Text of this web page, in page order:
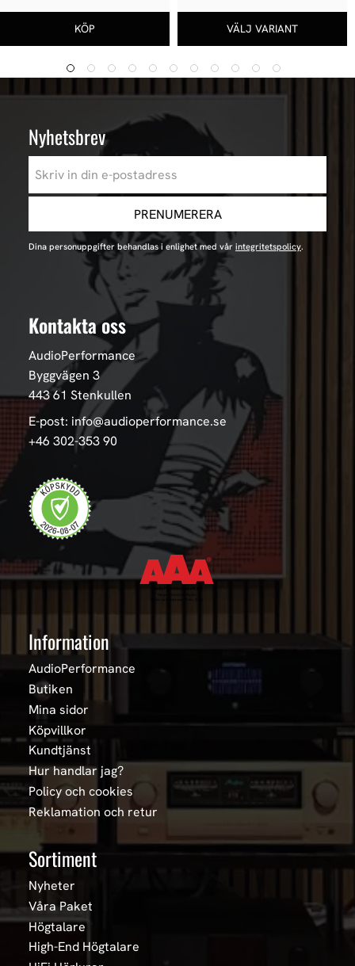
Nyhetsbrev
PRENUMERERA
Dina personuppgifter behandlas i enlighet med vår integritetspolicy.
Kontakta oss
AudioPerformance
Byggvägen 3
443 61 Stenkullen
E-post: info@audioperformance.se
+46 302-353 90
Information
AudioPerformance
Butiken
Mina sidor
Köpvillkor
Kundtjänst
Hur handlar jag?
Policy och cookies
Reklamation och retur
Sortiment
Nyheter
Våra Paket
Högtalare
High-End Högtalare